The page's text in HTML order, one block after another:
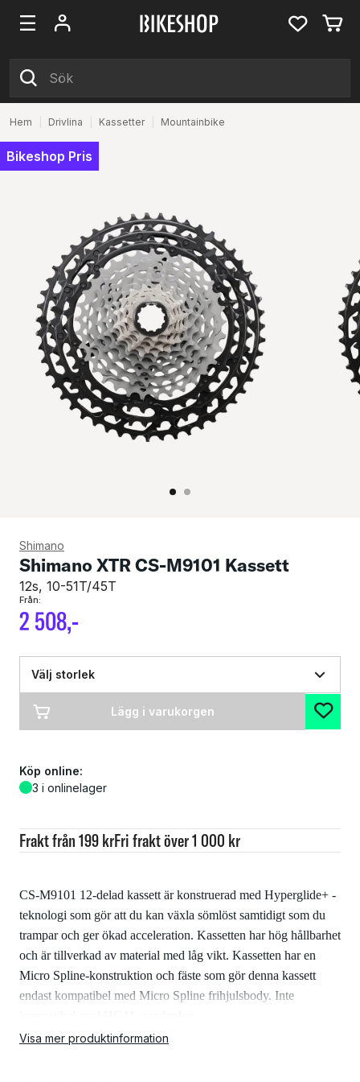
Hem Drivlina Kassetter Mountainbike
Shimano
Shimano XTR CS-M9101 Kassett
12s, 10-51T/45T
2 508,-
Från:
Bikeshop Pris
CS-M9101 12-delad kassett är konstruerad med Hyperglide+ -
teknologi som gör att du kan växla sömlöst samtidigt som du
trampar och ger ökad acceleration. Kassetten har hög hållbarhet
och är tillverkad av material med låg vikt. Kassetten har en
Micro Spline-konstruktion och fäste som gör denna kassett
endast kompatibel med Micro Spline frihjulsbody. Inte
Visa mer produktinformation
Frakt från 199 krFri frakt över 1 000 kr
Välj storlek
Lägg i varukorgen
Köp online:
3 i onlinelager